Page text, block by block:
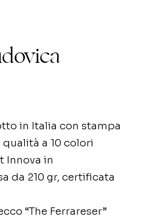
in Italia con stampa
a 10 colori
Innova in
da 210 gr, certificata
“The Ferrareser”